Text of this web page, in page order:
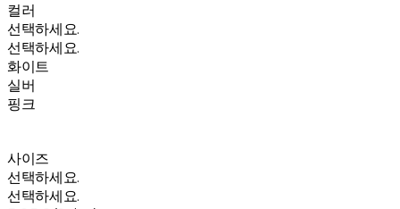
컬러
선택하세요.
선택하세요.
화이트
실버
핑크
사이즈
선택하세요.
선택하세요.